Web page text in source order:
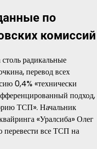
по
комиссий
радикальные
перевод всех
0,4% «технически
подход,
ТСП». Начальник
«Уралсиба» Олег
перевести все ТСП на